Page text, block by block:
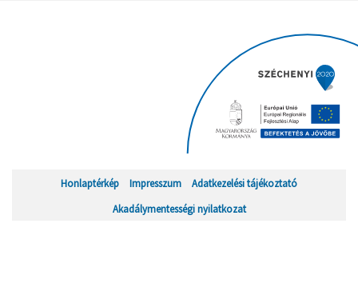
Honlaptérkép Impresszum
Adatkezelési tájékoztató
Akadálymentességi nyilatkozat